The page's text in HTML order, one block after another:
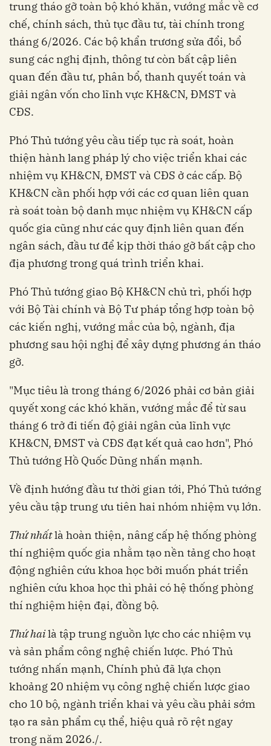
trung tháo gỡ toàn bộ khó khăn, vướng mắc về cơ
chế, chính sách, thủ tục đầu tư, tài chính trong
tháng 6/2026. Các bộ khẩn trương sửa đổi, bổ
sung các nghị định, thông tư còn bất cập liên
quan đến đầu tư, phân bổ, thanh quyết toán và
giải ngân vốn cho lĩnh vực KH&CN, ĐMST và
CĐS.
Phó Thủ tướng yêu cầu tiếp tục rà soát, hoàn
thiện hành lang pháp lý cho việc triển khai các
nhiệm vụ KH&CN, ĐMST và CĐS ở các cấp. Bộ
KH&CN cần phối hợp với các cơ quan liên quan
rà soát toàn bộ danh mục nhiệm vụ KH&CN cấp
quốc gia cũng như các quy định liên quan đến
ngân sách, đầu tư để kịp thời tháo gỡ bất cập cho
địa phương trong quá trình triển khai.
Phó Thủ tướng giao Bộ KH&CN chủ trì, phối hợp
với Bộ Tài chính và Bộ Tư pháp tổng hợp toàn bộ
các kiến nghị, vướng mắc của bộ, ngành, địa
phương sau hội nghị để xây dựng phương án tháo
gỡ.
"Mục tiêu là trong tháng 6/2026 phải cơ bản giải
quyết xong các khó khăn, vướng mắc để từ sau
tháng 6 trở đi tiến độ giải ngân của lĩnh vực
KH&CN, ĐMST và CĐS đạt kết quả cao hơn", Phó
Thủ tướng Hồ Quốc Dũng nhấn mạnh.
Về định hướng đầu tư thời gian tới, Phó Thủ tướng
yêu cầu tập trung ưu tiên hai nhóm nhiệm vụ lớn.
Thứ nhấtlà hoàn thiện, nâng cấp hệ thống phòng
thí nghiệm quốc gia nhằm tạo nền tảng cho hoạt
động nghiên cứu khoa học bởi muốn phát triển
nghiên cứu khoa học thì phải có hệ thống phòng
thí nghiệm hiện đại, đồng bộ.
Thứ hailà tập trung nguồn lực cho các nhiệm vụ
và sản phẩm công nghệ chiến lược. Phó Thủ
tướng nhấn mạnh, Chính phủ đã lựa chọn
khoảng 20 nhiệm vụ công nghệ chiến lược giao
cho 10 bộ, ngành triển khai và yêu cầu phải sớm
tạo ra sản phẩm cụ thể, hiệu quả rõ rệt ngay
trong năm 2026./.